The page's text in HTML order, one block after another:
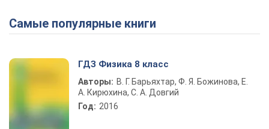
Play Video
Самые популярные книги
ГДЗ Физика 8 класс
Авторы: В. Г. Барьяхтар, Ф. Я. Божинова, Е.
А. Кирюхина, С. А. Довгий
Год: 2016